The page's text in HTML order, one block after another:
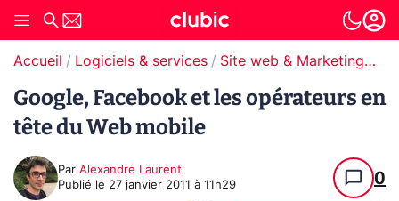
Accueil Logiciels & services Site web & Marketing Digital
Google, Facebook et les opérateurs en
tête du Web mobile
Par Alexandre Laurent
Publié le 27 janvier 2011 à 11h29 0